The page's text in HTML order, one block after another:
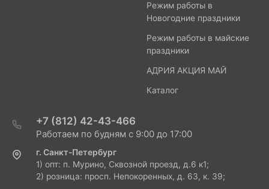
Режим работы в
Новогодние праздники
Режим работы в майские
праздники
АДРИЯ АКЦИЯ МАЙ
Каталог
+7 (812) 42-43-466
Работаем по будням с 9:00 до 17:00
г. Санкт-Петербург
1) опт: п. Мурино, Сквозной проезд, д.6 к1;
2) розница: просп. Непокоренных, д. 63, к. 39;